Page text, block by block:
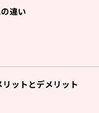
違い
ットとデメリット